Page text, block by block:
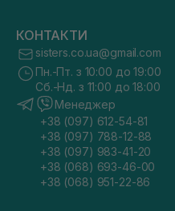
КОНТАКТИ
sisters.co.ua@gmail.com
Пн.-Пт. з 10:00 до 19:00
Сб.-Нд. з 11:00 до 18:00
Менеджер
+38 (097) 612-54-81
+38 (097) 788-12-88
+38 (097) 983-41-20
+38 (068) 693-46-00
+38 (068) 951-22-86